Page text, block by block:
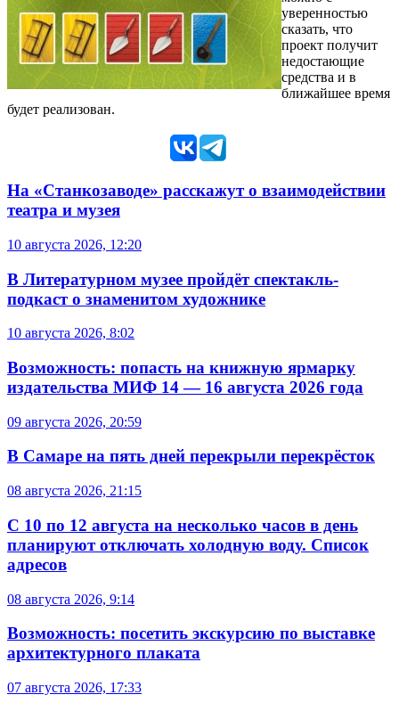
уверенностью
сказать, что
проект получит
недостающие
средства и в
ближайшее время
будет реализован.
На «Станкозаводе» расскажут о взаимодействии
театра и музея
10 августа 2026, 12:20
В Литературном музее пройдёт спектакль-
подкаст о знаменитом художнике
10 августа 2026, 8:02
Возможность: попасть на книжную ярмарку
издательства МИФ 14 — 16 августа 2026 года
09 августа 2026, 20:59
В Самаре на пять дней перекрыли перекрёсток
08 августа 2026, 21:15
С 10 по 12 августа на несколько часов в день
планируют отключать холодную воду. Список
адресов
08 августа 2026, 9:14
Возможность: посетить экскурсию по выставке
архитектурного плаката
07 августа 2026, 17:33